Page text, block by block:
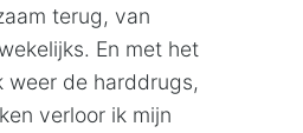
terug, van
En met het
weer de harddrugs,
verloor ik mijn